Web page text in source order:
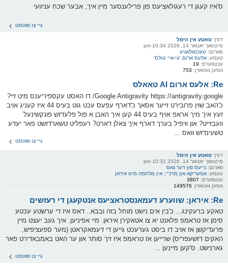
ס'איז קעגן די רעגולאציעס פון פרילענסער מיין איך, אבער שכח עניוועי
גיי צו פאוסט
דורך טאטע אין הימל
מיטוואך יאנואר 14, 2026 10:34 pm
פארום: טעכנאלאגיע
טעמע: אלעס ארום 'עי-איי טולס'
ענטפערס: 19
געזען געווארן: 753
Re: אלעס ארום AI טאאלס
Google Antigravity https://antigravity.google/ דו האסט עקספיריענס מיט זיי?
כ'האב שוין פרובירט זייער אסאך כ'דארף עפעס עכט גוט בעיס 44 איז קעניג אויב
זעץ איך מיך אראפ אויף בעיס 44 קען איך האבן א פול פלעדזש פונקשינעל
וועבזייט? און וויפיל בערך דארף איך צאלן דארט? רעפליט טשארדזשט פאר יעדע
טשעינדזש וואס ...
גיי צו פאוסט
דורך טאטע אין הימל
מיטוואך יאנואר 14, 2026 10:32 pm
פארום: נייעס פון דער גאס
טעמע: אמעריקא און מדנ"י, אין מלחמה מיט איראן
ענטפערס: 3807
געזען געווארן: 149576
Re: איראן: שווערע דעמאנסטראציעס אנטקעגן די רעזשים
טאקע ברעקינג... כ'בין אים נישט מוחל בזה ובבא.. דאס איז די ערשטע עכטע
סימן אז טראמפ פלאנט יא צו אטאקירן איראן. מיי אפיניען. איך געב יעצט מיין
פרעדיקשן אז אויב דו ביסט גערעכט גייען די דעמאקראטן (מער ספעציפיש,
האקים דזשעפריס) שרייען אז טראמפ איז זיך סותר און ער האט באמבאדירט פאר
גארנישט. ס'קען מיינען ...
גיי צו פאוסט